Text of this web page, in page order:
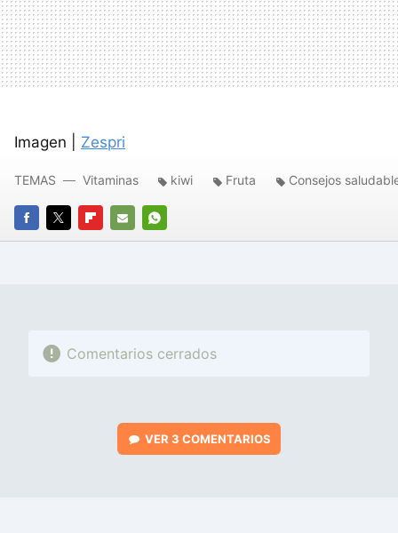
Imagen | Zespri
FACEBOOK
TWITTERFLIPBOARD
E-
WHATSAPP
TEMAS Vitaminas kiwi Fruta Consejos
Comentarios cerrados
VER 3 COMENTARIOS